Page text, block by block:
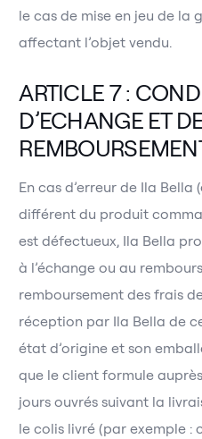
le cas de mise en jeu de la
affectant l’objet vendu.
ARTICLE 7 :
D’ECHANGE ET
En cas d’erreur de Ila Bella
différent du produit
est défectueux, Ila Bella
à l’échange ou au
remboursement des frais
réception par Ila Bella de
état d’origine et son
que le client formule
jours ouvrés suivant la
le colis livré (par exemple :